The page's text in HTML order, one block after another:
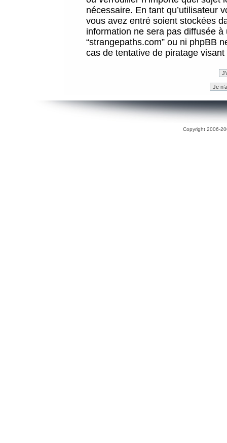
nécessaire. En tant qu’utilisateur
vous avez entré soient stockées
information ne sera pas diffusée
“strangepaths.com” ou ni phpBB
cas de tentative de piratage
Copyright 2006-